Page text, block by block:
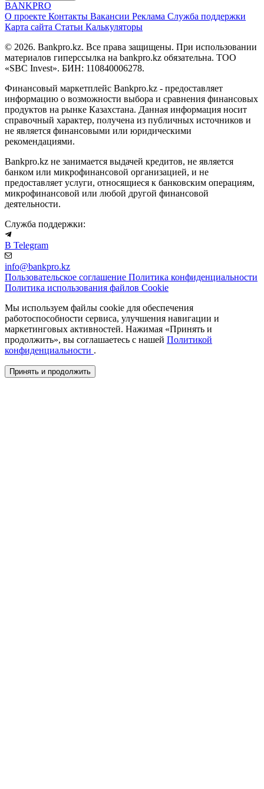
BANKPRO
О проекте Контакты Вакансии Реклама Служба поддержки
Карта сайта Статьи Калькуляторы
© 2026. Bankpro.kz. Все права защищены. При использовании
материалов гиперссылка на bankpro.kz обязательна. ТОО
«SBC Invest». БИН: 110840006278.
Финансовый маркетплейс Bankpro.kz - предоставляет
информацию о возможности выбора и сравнения финансовых
продуктов на рынке Казахстана. Данная информация носит
справочный характер, получена из публичных источников и
не является финансовыми или юридическими
рекомендациями.
Bankpro.kz не занимается выдачей кредитов, не является
банком или микрофинансовой организацией, и не
предоставляет услуги, относящиеся к банковским операциям,
микрофинансовой или любой другой финансовой
деятельности.
Служба поддержки:
В Telegram
info@bankpro.kz
Пользовательское соглашение Политика конфиденциальности
Политика использования файлов Cookie
Мы используем файлы cookie для обеспечения
работоспособности сервиса, улучшения навигации и
маркетинговых активностей. Нажимая «Принять и
продолжить», вы соглашаетесь с нашей Политикой
конфиденциальности .
Принять и продолжить